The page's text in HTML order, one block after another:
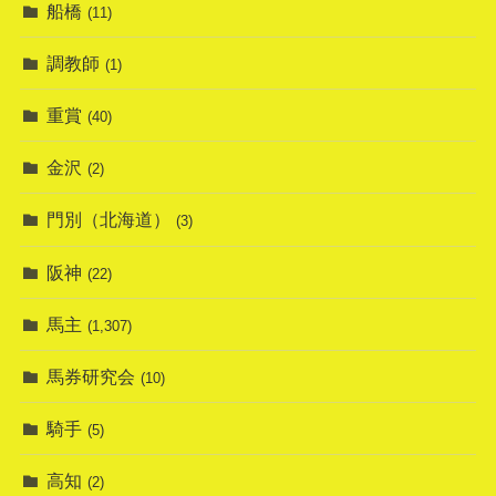
船橋 (11)
調教師 (1)
重賞 (40)
金沢 (2)
門別（北海道） (3)
阪神 (22)
馬主 (1,307)
馬券研究会 (10)
騎手 (5)
高知 (2)